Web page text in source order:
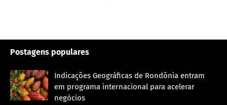
Postagens populares
Indicações Geográficas de Rondônia entram
em programa internacional para acelerar
negócios